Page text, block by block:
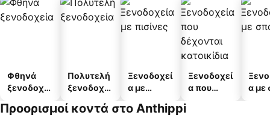
Φθηνά
ξενοδοχεί
Πολυτελή
ξενοδοχεί
Ξενοδοχεί
α με
Ξενοδοχεί
α που
α με
Προορισμοί κοντά στο Anthippi